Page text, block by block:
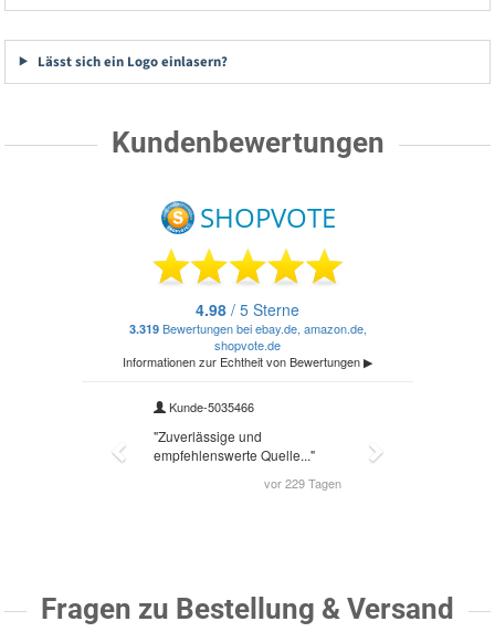
Lässt sich ein Logo einlasern?
Kundenbewertungen
Fragen zu Bestellung & Versand